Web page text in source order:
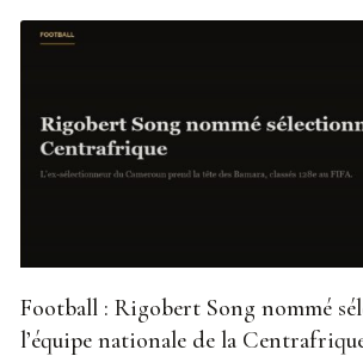
Football : Rigobert Song nommé
l’équipe nationale de la